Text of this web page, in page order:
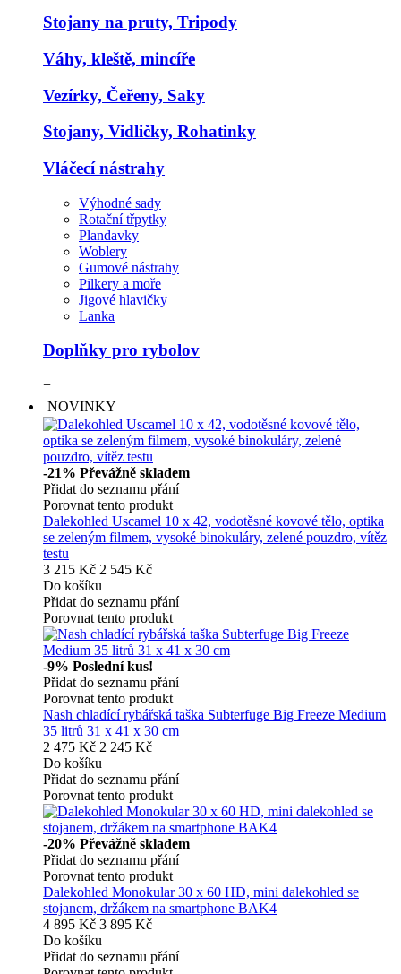
Stojany na pruty, Tripody
Váhy, kleště, mincíře
Vezírky, Čeřeny, Saky
Stojany, Vidličky, Rohatinky
Vláčecí nástrahy
Výhodné sady
Rotační třpytky
Plandavky
Woblery
Gumové nástrahy
Pilkery a moře
Jigové hlavičky
Lanka
Doplňky pro rybolov
+
NOVINKY
-21% Převážně skladem
Přidat do seznamu přání
Porovnat tento produkt
Dalekohled Uscamel 10 x 42, vodotěsné kovové tělo, optika
se zeleným filmem, vysoké binokuláry, zelené pouzdro, vítěz
testu
3 215 Kč 2 545 Kč
Do košíku
Přidat do seznamu přání
Porovnat tento produkt
-9% Poslední kus!
Přidat do seznamu přání
Porovnat tento produkt
Nash chladící rybářská taška Subterfuge Big Freeze Medium
35 litrů 31 x 41 x 30 cm
2 475 Kč 2 245 Kč
Do košíku
Přidat do seznamu přání
Porovnat tento produkt
-20% Převážně skladem
Přidat do seznamu přání
Porovnat tento produkt
Dalekohled Monokular 30 x 60 HD, mini dalekohled se
stojanem, držákem na smartphone BAK4
4 895 Kč 3 895 Kč
Do košíku
Přidat do seznamu přání